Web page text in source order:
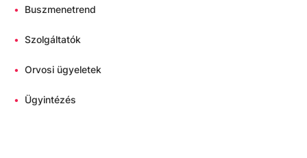
• Buszmenetrend
• Szolgáltatók
• Orvosi ügyeletek
• Ügyintézés